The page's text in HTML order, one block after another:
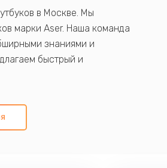
в Москве. Мы
марки Aser. Наша команда
знаниями и
быстрый и
компонентов, а также
удовлетворяя их
на ремонт уже